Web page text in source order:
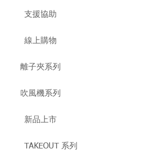
支援協助
線上購物
離子夾系列
吹風機系列
新品上市
TAKEOUT 系列